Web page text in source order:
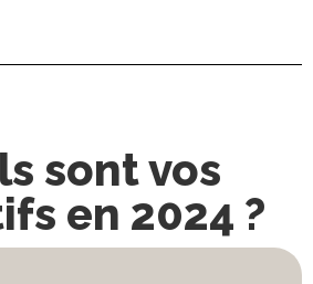
sont vos
en 2024 ?